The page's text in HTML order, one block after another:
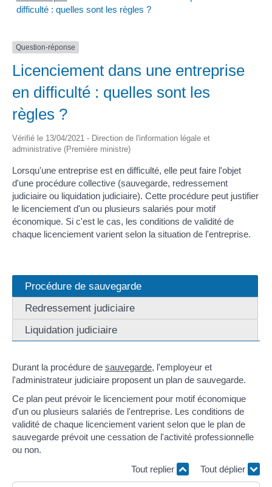
difficulté : quelles sont les règles ?
Question-réponse
Licenciement dans une entreprise
en difficulté : quelles sont les
règles ?
Vérifié le 13/04/2021 - Direction de l'information légale et
administrative (Première ministre)
Lorsqu'une entreprise est en difficulté, elle peut faire l'objet
d'une procédure collective (sauvegarde, redressement
judiciaire ou liquidation judiciaire). Cette procédure peut justifier
le licenciement d'un ou plusieurs salariés pour motif
économique. Si c'est le cas, les conditions de validité de
chaque licenciement varient selon la situation de l'entreprise.
Procédure de sauvegarde
Redressement judiciaire
Liquidation judiciaire
Durant la procédure de sauvegarde, l'employeur et
l'administrateur judiciaire proposent un plan de sauvegarde.
Ce plan peut prévoir le licenciement pour motif économique
d'un ou plusieurs salariés de l'entreprise. Les conditions de
validité de chaque licenciement varient selon que le plan de
sauvegarde prévoit une cessation de l'activité professionnelle
ou non.
Tout replier
Tout déplier